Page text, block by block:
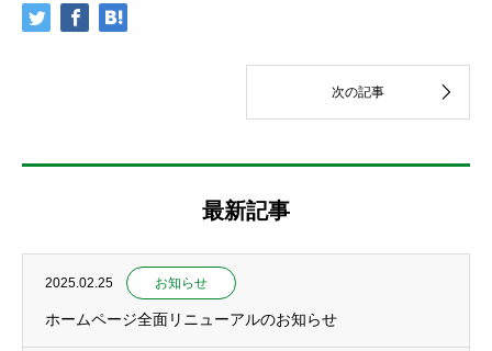
最新記事
2025.02.25 お知らせ
ホームページ全面リニューアルのお知らせ